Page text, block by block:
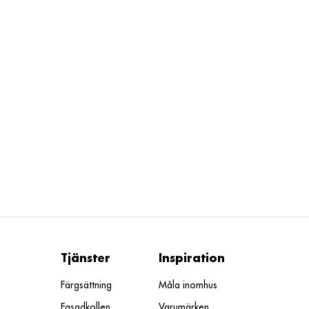
Tjänster
Färgsättning
Inspiration
Måla inomhus